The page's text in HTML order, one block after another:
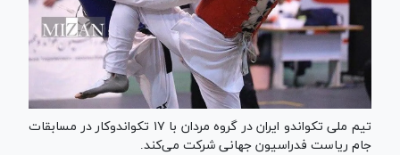
تیم ملی تکواندو ایران در گروه مردان با ۱۷ تکواندوکار در مسابقات
جام ریاست فدراسیون جهانی شرکت می‌کند.